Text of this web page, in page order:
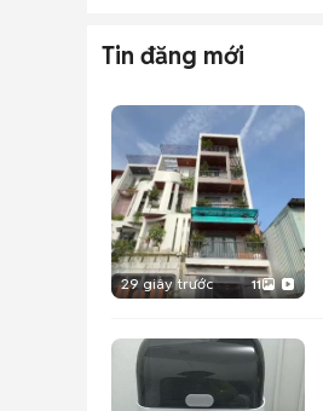
Tin đăng mới
29 giây trước 11